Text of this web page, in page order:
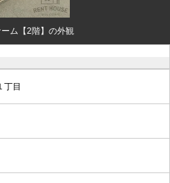
ム【2階】の外観
丁目